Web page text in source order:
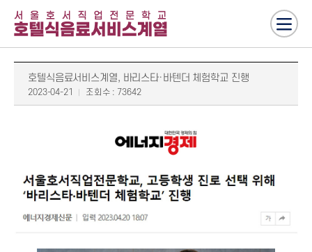
호텔식음료서비스계열, 바리스타·바텐더 체험학교 진행
2023-04-21 조회수 : 73642